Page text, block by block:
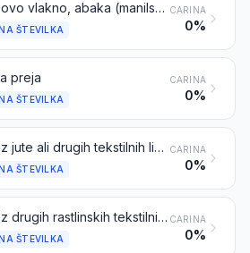
Kokosovo vlakno, abaka (manilska konoplja ali Musa textilis Nee), ramija in druga rastlinska tekstilna vlakna, ki niso navedena in ne zajeta na drugem mestu, surova ali predelana, toda nepredena; predivo, izčeski in odpadki teh vlaken (vključno z odpadki preje in razvlaknjenimi tekstilnimi surovinami)
ŠTEVILKA
CARINA
0%
preja
ŠTEVILKA
CARINA
0%
Preja iz jute ali drugih tekstilnih ličnatih vlaken iz tarifne številke 5303
ŠTEVILKA
CARINA
0%
Preja iz drugih rastlinskih tekstilnih vlaken; papirna preja
ŠTEVILKA
CARINA
0%